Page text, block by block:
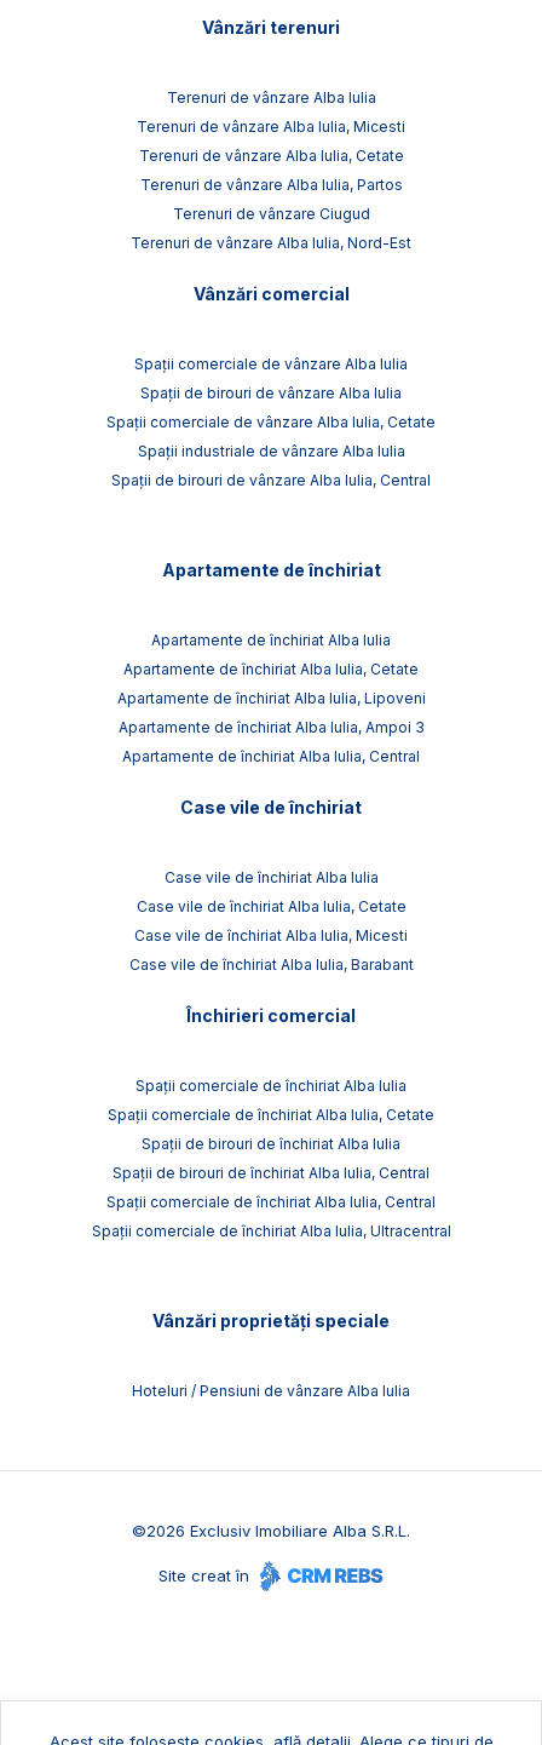
Vânzări terenuri
Terenuri de vânzare Alba Iulia
Terenuri de vânzare Alba Iulia, Micesti
Terenuri de vânzare Alba Iulia, Cetate
Terenuri de vânzare Alba Iulia, Partos
Terenuri de vânzare Ciugud
Terenuri de vânzare Alba Iulia, Nord-Est
Vânzări comercial
Spații comerciale de vânzare Alba Iulia
Spații de birouri de vânzare Alba Iulia
Spații comerciale de vânzare Alba Iulia, Cetate
Spații industriale de vânzare Alba Iulia
Spații de birouri de vânzare Alba Iulia, Central
Apartamente de închiriat
Apartamente de închiriat Alba Iulia
Apartamente de închiriat Alba Iulia, Cetate
Apartamente de închiriat Alba Iulia, Lipoveni
Apartamente de închiriat Alba Iulia, Ampoi 3
Apartamente de închiriat Alba Iulia, Central
Case vile de închiriat
Case vile de închiriat Alba Iulia
Case vile de închiriat Alba Iulia, Cetate
Case vile de închiriat Alba Iulia, Micesti
Case vile de închiriat Alba Iulia, Barabant
Închirieri comercial
Spații comerciale de închiriat Alba Iulia
Spații comerciale de închiriat Alba Iulia, Cetate
Spații de birouri de închiriat Alba Iulia
Spații de birouri de închiriat Alba Iulia, Central
Spații comerciale de închiriat Alba Iulia, Central
Spații comerciale de închiriat Alba Iulia, Ultracentral
Vânzări proprietăți speciale
Hoteluri / Pensiuni de vânzare Alba Iulia
©2026 Exclusiv Imobiliare Alba S.R.L.
Site creat în